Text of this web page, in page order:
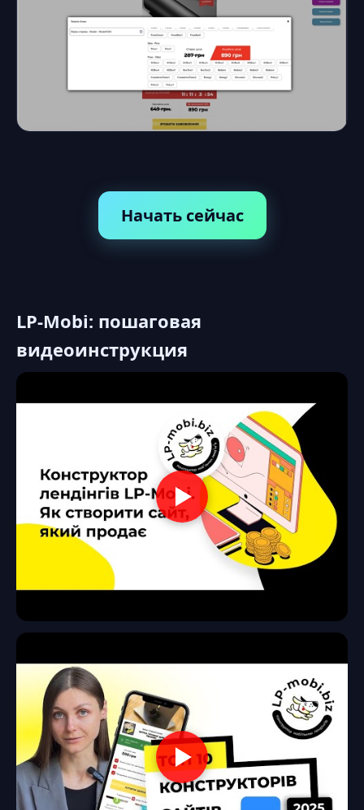
Начать сейчас
LP-Mobi: пошаговая
видеоинструкция